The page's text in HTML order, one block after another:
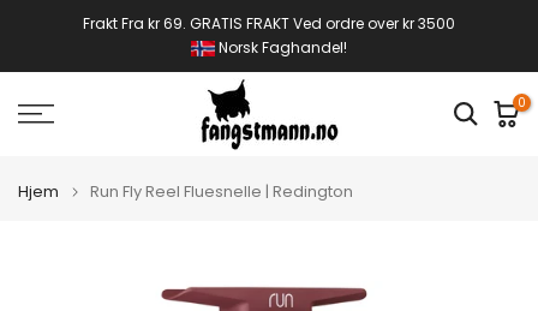
Frakt Fra kr 69. GRATIS FRAKT Ved ordre over kr 3500
Norsk Faghandel!
0
Hjem Run Fly Reel Fluesnelle | Redington